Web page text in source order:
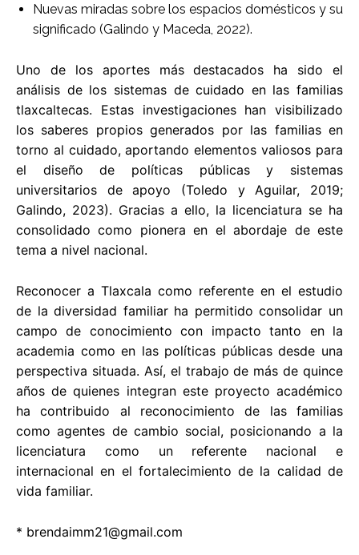
Nuevas miradas sobre los espacios domésticos y su
significado (Galindo y Maceda, 2022).
Uno de los aportes más destacados ha sido el
análisis de los sistemas de cuidado en las familias
tlaxcaltecas. Estas investigaciones han visibilizado
los saberes propios generados por las familias en
torno al cuidado, aportando elementos valiosos para
el diseño de políticas públicas y sistemas
universitarios de apoyo (Toledo y Aguilar, 2019;
Galindo, 2023). Gracias a ello, la licenciatura se ha
consolidado como pionera en el abordaje de este
tema a nivel nacional.
Reconocer a Tlaxcala como referente en el estudio
de la diversidad familiar ha permitido consolidar un
campo de conocimiento con impacto tanto en la
academia como en las políticas públicas desde una
perspectiva situada. Así, el trabajo de más de quince
años de quienes integran este proyecto académico
ha contribuido al reconocimiento de las familias
como agentes de cambio social, posicionando a la
licenciatura como un referente nacional e
internacional en el fortalecimiento de la calidad de
vida familiar.
* brendaimm21@gmail.com